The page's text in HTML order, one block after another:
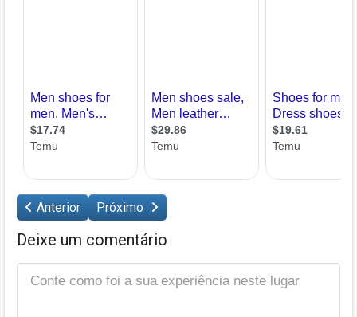
Anterior Próximo
Deixe um comentário